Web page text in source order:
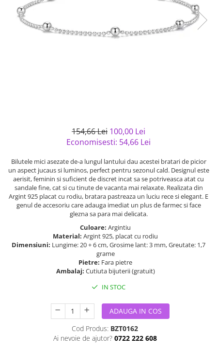
semipretioase
Bijuterii argint placat cu aur
Bijuterii de Lux
Bijuterii gotice si rock
Solutii si lavete de curatare
154,66 Lei 100,00 Lei
Economisesti: 54,66 Lei
Bilutele mici asezate de-a lungul lantului dau acestei bratari de picior
un aspect jucaus si luminos, perfect pentru sezonul cald. Designul este
aerisit, feminin si suficient de discret incat sa se potriveasca atat cu
sandale fine, cat si cu tinute de vacanta mai relaxate. Realizata din
Argint 925 placat cu rodiu, bratara pastreaza un luciu rece si elegant. E
genul de accesoriu care adauga imediat un plus de farmec si face
glezna sa para mai delicata.
Culoare: Argintiu
Material: Argint 925, placat cu rodiu
Dimensiuni: Lungime: 20 + 6 cm, Grosime lant: 3 mm, Greutate: 1,7
grame
Pietre: Fara pietre
Ambalaj: Cutiuta bijuterii (gratuit)
IN STOC
ADAUGA IN COS
Cod Produs: BZT0162
Ai nevoie de ajutor? 0722 222 608